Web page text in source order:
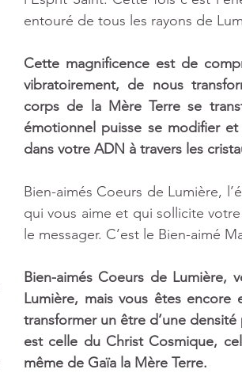
entouré de tous les rayons de
Cette magnificence est de
vibratoirement, de nous
corps de la Mère Terre se
émotionnel puisse se modifier
dans votre ADN à travers les
Bien-aimés Coeurs de Lumière,
qui vous aime et qui sollicite
le messager. C’est le Bien-aimé
Bien-aimés Coeurs de Lumière,
Lumière, mais vous êtes
transformer un être d’une
est celle du Christ Cosmique,
même de Gaïa la Mère Terre.